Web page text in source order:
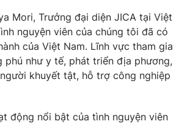
tương lai
Mori, Trưởng đại diện JICA tại Việt
nguyện viên của chúng tôi đã có
của Việt Nam. Lĩnh vực tham gia
phú như y tế, phát triển địa phương,
khuyết tật, hỗ trợ công nghiệp
động nổi bật của tình nguyện viên